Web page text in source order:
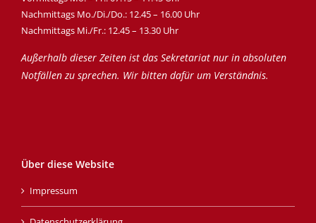
Nachmittags Mo./Di./Do.: 12.45 – 16.00 Uhr
Nachmittags Mi./Fr.: 12.45 – 13.30 Uhr
Außerhalb dieser Zeiten ist das Sekretariat nur in absoluten
Notfällen zu sprechen. Wir bitten dafür um Verständnis.
Über diese Website
Impressum